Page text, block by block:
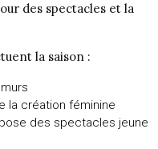
des spectacles et la
la saison :
la création féminine
des spectacles jeune